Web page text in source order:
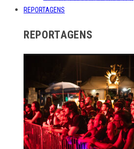
REPORTAGENS
REPORTAGENS